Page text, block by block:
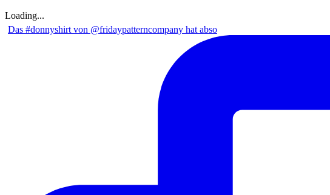
Loading...
Das #donnyshirt von @fridaypatterncompany hat abso